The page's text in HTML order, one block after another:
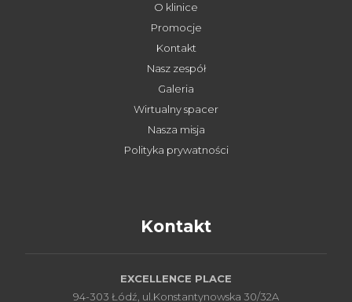
O klinice
Promocje
Kontakt
Nasz zespół
Galeria
Wirtualny spacer
Nasza misja
Polityka prywatności
Kontakt
EXCELLENCE PLACE
94-303 Łódź, ul.Konstantynowska 30/32A